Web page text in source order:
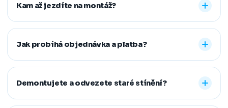
zabere 1–2 hodiny, větší zakázky zvládneme během
jednoho dne. Pokud na termín spěcháte, vždy se snažíme
Kam až jezdíte na montáž?
Působíme především v Moravskoslezském,
Pardubickém a Zlínském kraji, na Vysočině a v Praze. V
rámci našeho regionu dopravu neúčtujeme, vzdálenější
Jak probíhá objednávka a platba?
Stačí nám zavolat, napsat nebo vyplnit nezávazný
formulář. Po výběru řešení skládáte zálohu na materiál a
doplatek hradíte až po dokončené montáži, když je vše
hotové a vy spokojení. Preferujeme platbu převodem,
Demontujete a odvezete staré stínění?
Ano. Staré žaluzie nebo rolety za vás profesionálně